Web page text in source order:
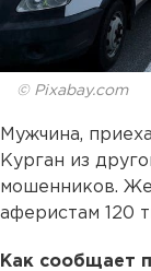
© Pixabay.com
Мужчина,
Курган из
мошенников.
аферистам 120
Как сообщает